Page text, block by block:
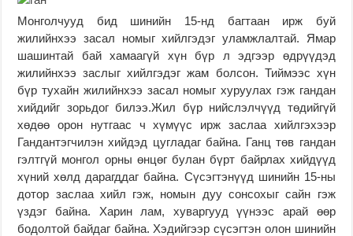
Монголчууд бид шинийн 15-нд багтаан ирж буй
жилийнхээ засал номыг хийлгэдэг уламжлалтай. Ямар
шашинтай бай хамаагүй хүн бүр л эдгээр өдрүүдэд
жилийнхээ заслыг хийлгэдэг жам болсон. Тиймээс хүн
бүр тухайн жилийнхээ засал номыг хуруулах гэж гандан
хийдийг зорьдог билээ.Жил бүр нийслэлчүүд төдийгүй
хөдөө орон нутгаас ч хүмүүс ирж заслаа хийлгэхээр
Гандантэгчилэн хийдэд цугладаг байна. Ганц төв гандан
гэлтгүй монгол орны өнцөг булан бүрт байрлах хийдүүд
хүний хөлд дарагддаг байна. Сүсэгтэнүүд шинийн 15-ны
дотор заслаа хийл гэж, номын дуу сонсохыг сайн гэж
үздэг байна. Харин лам, хуваргууд үүнээс арай өөр
бодолтой байдаг байна. Хэдийгээр сүсэгтэн олон шинийн